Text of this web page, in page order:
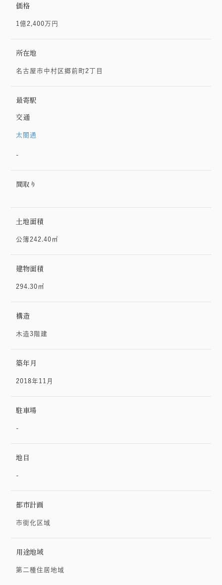
価格
1億2,400万円
所在地
名古屋市中村区郷前町2丁目
最寄駅
交通
太閤通
-
間取り
土地面積
公簿242.40㎡
建物面積
294.30㎡
構造
木造3階建
築年月
2018年11月
駐車場
-
地目
-
都市計画
市街化区域
用途地域
第二種住居地域